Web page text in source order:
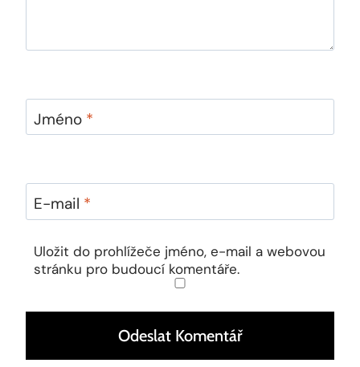
Jméno *
E-mail *
Uložit do prohlížeče jméno, e-mail a webovou
stránku pro budoucí komentáře.